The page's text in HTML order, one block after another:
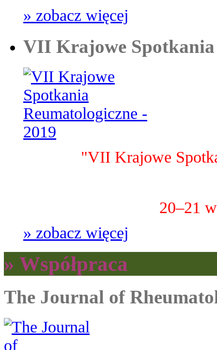
» zobacz więcej
VII Krajowe Spotkania
"VII Krajowe
20–21
» zobacz więcej
» Współpraca
The Journal of